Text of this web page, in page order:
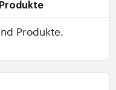
Produkte.